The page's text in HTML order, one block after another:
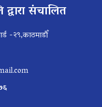
संचालित
-२९,काठमाडौँ